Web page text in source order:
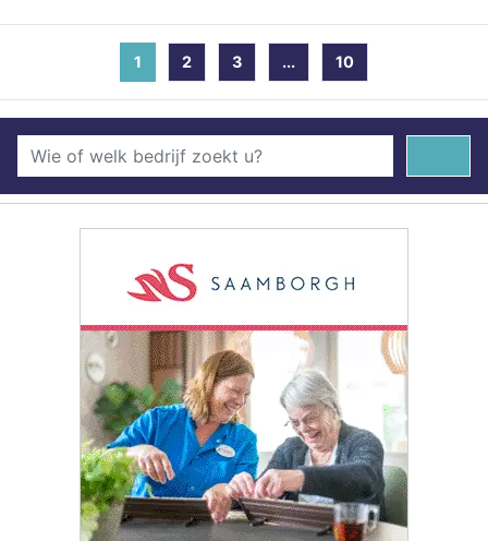
1 (current)
2 3 ... 10